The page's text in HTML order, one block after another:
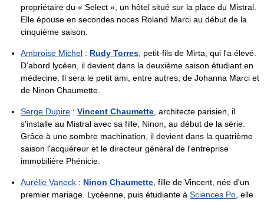
propriétaire du « Select », un hôtel situé sur la place du Mistral.
Elle épouse en secondes noces Roland Marci au début de la
cinquième saison.
Ambroise Michel : Rudy Torres , petit-fils de Mirta, qui l'a élevé.
D’abord lycéen, il devient dans la deuxième saison étudiant en
médecine. Il sera le petit ami, entre autres, de Johanna Marci et
de Ninon Chaumette.
Serge Dupire : Vincent Chaumette , architecte parisien, il
s'installe au Mistral avec sa fille, Ninon, au début de la série.
Grâce à une sombre machination, il devient dans la quatrième
saison l'acquéreur et le directeur général de l'entreprise
immobilière Phénicie.
Aurélie Vaneck : Ninon Chaumette , fille de Vincent, née d'un
premier mariage. Lycéenne, puis étudiante à Sciences Po , elle